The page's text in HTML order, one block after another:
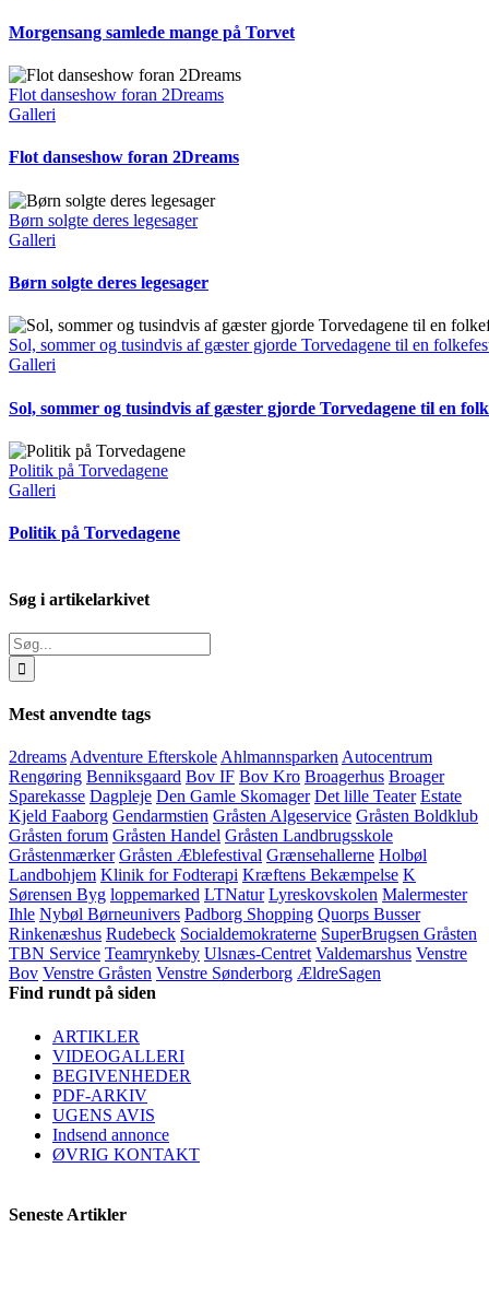
Morgensang samlede mange på Torvet
Flot danseshow foran 2Dreams
Galleri
Flot danseshow foran 2Dreams
Børn solgte deres legesager
Galleri
Børn solgte deres legesager
Sol, sommer og tusindvis af gæster gjorde Torvedagene til en
Galleri
Sol, sommer og tusindvis af gæster gjorde Torvedagene til en
Politik på Torvedagene
Galleri
Politik på Torvedagene
Søg i artikelarkivet
Søg
efter:
Mest anvendte tags
2dreamsAdventure EfterskoleAhlmannsparkenAutocentrum
Rengøring Benniksgaard Bov IF Bov Kro Broagerhus Broager
Sparekasse Dagpleje Den Gamle Skomager Det lille Teater Estate
Kjeld Faaborg Gendarmstien Gråsten Algeservice Gråsten Boldklub
Gråsten forum Gråsten Handel Gråsten Landbrugsskole
Gråstenmærker Gråsten Æblefestival Grænsehallerne Holbøl
Landbohjem Klinik for Fodterapi Kræftens Bekæmpelse K
Sørensen Byg loppemarked LTNatur Lyreskovskolen Malermester
Ihle Nybøl Børneunivers Padborg Shopping Quorps Busser
Rinkenæshus Rudebeck Socialdemokraterne SuperBrugsen Gråsten
TBN Service Teamrynkeby Ulsnæs-Centret Valdemarshus Venstre
Bov Venstre Gråsten Venstre Sønderborg ÆldreSagen
Find rundt på siden
ARTIKLER
VIDEOGALLERI
BEGIVENHEDER
PDF-ARKIV
UGENS AVIS
Indsend annonce
ØVRIG KONTAKT
Seneste Artikler